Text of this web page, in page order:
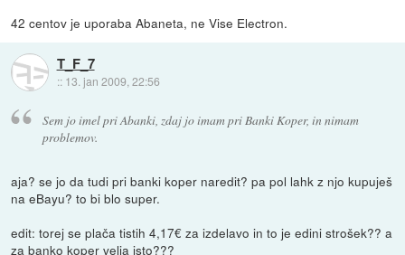
42 centov je uporaba Abaneta, ne Vise Electron.
T_F_7
:: 13. jan 2009, 22:56
Sem jo imel pri Abanki, zdaj jo imam pri Banki Koper, in nimam
problemov.
aja? se jo da tudi pri banki koper naredit? pa pol lahk z njo kupuješ
na eBayu? to bi blo super.
edit: torej se plača tistih 4,17€ za izdelavo in to je edini strošek?? a
za banko koper velja isto???